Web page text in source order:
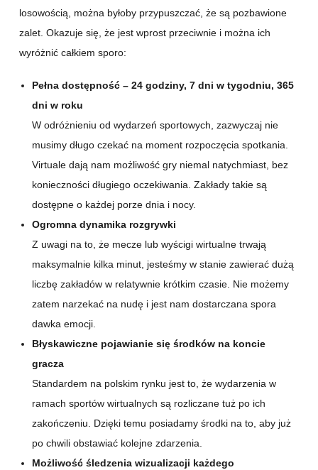
losowością, można byłoby przypuszczać, że są pozbawione
zalet. Okazuje się, że jest wprost przeciwnie i można ich
wyróżnić całkiem sporo:
Pełna dostępność – 24 godziny, 7 dni w tygodniu, 365
dni w roku
W odróżnieniu od wydarzeń sportowych, zazwyczaj nie
musimy długo czekać na moment rozpoczęcia spotkania.
Virtuale dają nam możliwość gry niemal natychmiast, bez
konieczności długiego oczekiwania. Zakłady takie są
dostępne o każdej porze dnia i nocy.
Ogromna dynamika rozgrywki
Z uwagi na to, że mecze lub wyścigi wirtualne trwają
maksymalnie kilka minut, jesteśmy w stanie zawierać dużą
liczbę zakładów w relatywnie krótkim czasie. Nie możemy
zatem narzekać na nudę i jest nam dostarczana spora
dawka emocji.
Błyskawiczne pojawianie się środków na koncie
gracza
Standardem na polskim rynku jest to, że wydarzenia w
ramach sportów wirtualnych są rozliczane tuż po ich
zakończeniu. Dzięki temu posiadamy środki na to, aby już
po chwili obstawiać kolejne zdarzenia.
Możliwość śledzenia wizualizacji każdego